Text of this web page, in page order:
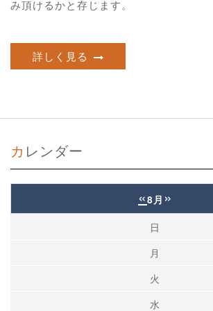
み頂けるかと存じます。
詳しく見る
カレンダー
«8月 »
日
月
火
水